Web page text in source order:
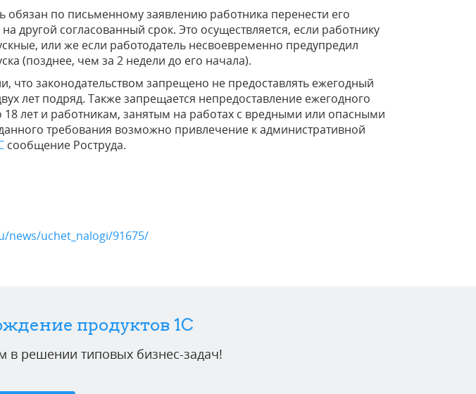
обязан по письменному заявлению работника перенести его
другой согласованный срок. Это осуществляется, если работнику
или же если работодатель несвоевременно предупредил
(позднее, чем за 2 недели до его начала).
что законодательством запрещено не предоставлять ежегодный
лет подряд. Также запрещается непредоставление ежегодного
18 лет и работникам, занятым на работах с вредными или опасными
требования возможно привлечение к административной
сообщение Роструда.
news/uchet_nalogi/91675/
продуктов 1C
решении типовых бизнес-задач!